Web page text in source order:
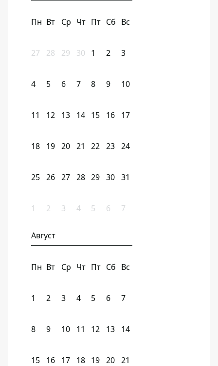
Пн Вт Ср Чт Пт Сб Вс
27 28 29 30 1 2 3
4 5 6 7 8 9 10
11 12 13 14 15 16 17
18 19 20 21 22 23 24
25 26 27 28 29 30 31
1 2 3 4 5 6 7
Август
Пн Вт Ср Чт Пт Сб Вс
1 2 3 4 5 6 7
8 9 10 11 12 13 14
15 16 17 18 19 20 21